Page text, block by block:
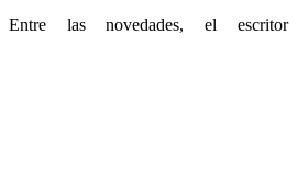
Entre las novedades, el